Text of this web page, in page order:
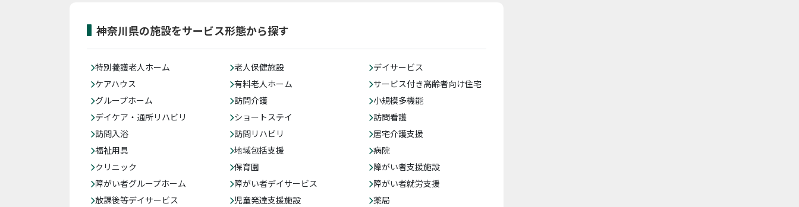
神奈川県の施設をサービス形態から探す
特別養護老人ホーム 老人保健施設
デイサービス
ケアハウス
有料老人ホーム
サービス付き高齢者向け住宅
グループホーム
訪問介護
小規模多機能
デイケア・通所リハビリ
ショートステイ
訪問看護
訪問入浴
訪問リハビリ
居宅介護支援
福祉用具
地域包括支援
病院
クリニック
保育園
障がい者支援施設
障がい者グループホーム
障がい者デイサービス
障がい者就労支援
放課後等デイサービス
児童発達支援施設
薬局